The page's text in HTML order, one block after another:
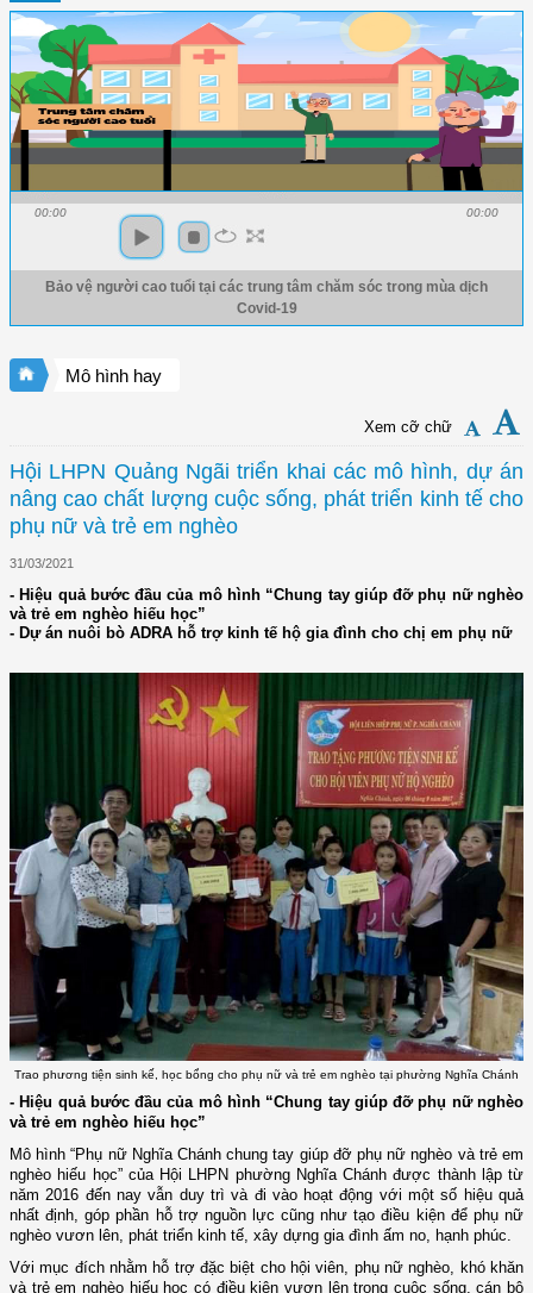
00:00 00:00
Bảo vệ người cao tuổi tại các trung tâm chăm sóc trong mùa dịch
Covid-19
Mô hình hay
Xem cỡ chữ
Hội LHPN Quảng Ngãi triển khai các mô hình, dự án
nâng cao chất lượng cuộc sống, phát triển kinh tế cho
phụ nữ và trẻ em nghèo
31/03/2021
- Hiệu quả bước đầu của mô hình “Chung tay giúp đỡ phụ nữ nghèo
và trẻ em nghèo hiếu học”
- Dự án nuôi bò ADRA hỗ trợ kinh tế hộ gia đình cho chị em phụ nữ
Trao phương tiện sinh kế, học bổng cho phụ nữ và trẻ em nghèo tại phường Nghĩa Chánh
- Hiệu quả bước đầu của mô hình “Chung tay giúp đỡ phụ nữ nghèo
và trẻ em nghèo hiếu học”
Mô hình “Phụ nữ Nghĩa Chánh chung tay giúp đỡ phụ nữ nghèo và trẻ em
nghèo hiếu học” của Hội LHPN phường Nghĩa Chánh được thành lập từ
năm 2016 đến nay vẫn duy trì và đi vào hoạt động với một số hiệu quả
nhất định, góp phần hỗ trợ nguồn lực cũng như tạo điều kiện để phụ nữ
nghèo vươn lên, phát triển kinh tế, xây dựng gia đình ấm no, hạnh phúc.
Với mục đích nhằm hỗ trợ đặc biệt cho hội viên, phụ nữ nghèo, khó khăn
và trẻ em nghèo hiếu học có điều kiện vươn lên trong cuộc sống, cán bộ